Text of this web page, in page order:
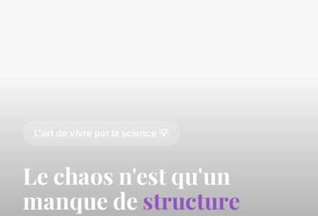
L'art de vivre par la science 💡
Le chaos n'est qu'un
manque de structure